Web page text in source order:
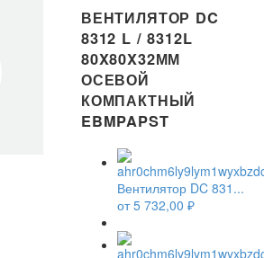
ВЕНТИЛЯТОР DC
8312 L / 8312L
80X80X32ММ
ОСЕВОЙ
КОМПАКТНЫЙ
EBMPAPST
Вентилятор DC 831...
от5 732,00 ₽